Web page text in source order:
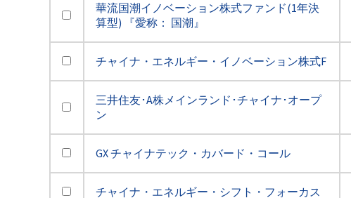
華流国潮イノベーション株式ファンド(1年決
算型) 『愛称： 国潮』
チャイナ・エネルギー・イノベーション株式F
三井住友･A株メインランド･チャイナ･オープ
ン
GX チャイナテック・カバード・コール
チャイナ・エネルギー・シフト・フォーカス